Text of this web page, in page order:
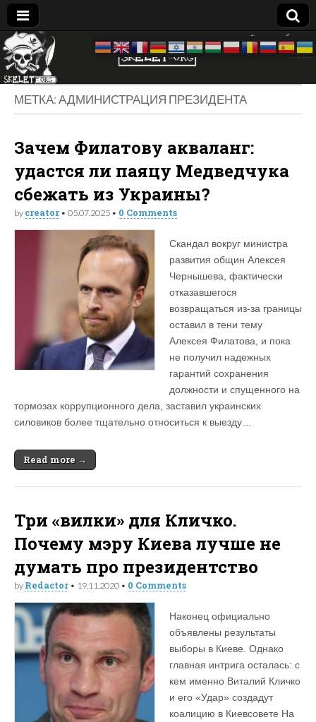
Skelet
Org
досье —
биография
—
компромат:
Украина
МЕТКА:АДМИНИСТРАЦИЯ ПРЕЗИДЕНТА
Зачем Филатову акваланг:
удастся ли паяцу Медведчука
сбежать из Украины?
by creator• 05.07.2025 • 0 Comments
Скандал вокруг министра
развития общин Алексея
Чернышева, фактически
отказавшегося
возвращаться из-за границы
оставил в тени тему
Алексея Филатова, и пока
не получил надежных
гарантий сохранения
должности и спущенного на
тормозах коррупционного дела, заставил украинских
силовиков более тщательно относиться к выезду…
Read more →
Три «вилки» для Кличко.
Почему мэру Киева лучше не
думать про президентство
by Redactor• 19.11.2020 • 0 Comments
Наконец официально
объявлены результаты
выборы в Киеве. Однако
главная интрига осталась: с
кем именно Виталий Кличко
и его «Удар» создадут
коалицию в Киевсовете На